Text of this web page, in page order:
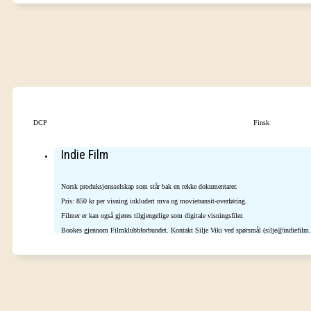
DCP Finsk
Indie Film
Norsk produksjonsselskap som står bak en rekke dokumentarer.
Pris: 850 kr per visning inkludert mva og movietransit-overføring.
Filmer er kan også gjøres tilgjengelige som digitale visningsfiler.
Bookes gjennom Filmklubbforbundet. Kontakt Silje Viki ved spørsmål